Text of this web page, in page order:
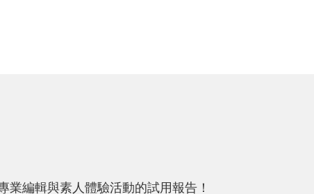
編輯與素人體驗活動的試用報告！